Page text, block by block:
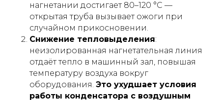
нагнетании достигает 80–120 °C —
открытая труба вызывает ожоги при
случайном прикосновении.
Снижение тепловыделения:
неизолированная нагнетательная линия
отдаёт тепло в машинный зал, повышая
температуру воздуха вокруг
оборудования. Это ухудшает условия
работы конденсатора с воздушным